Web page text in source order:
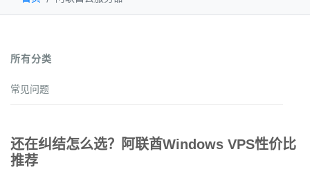
所有分类
常见问题
还在纠结怎么选？阿联酋Windows VPS性价比
推荐